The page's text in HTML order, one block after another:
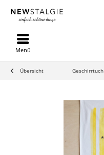
Menü
Übersicht Geschirrtuch